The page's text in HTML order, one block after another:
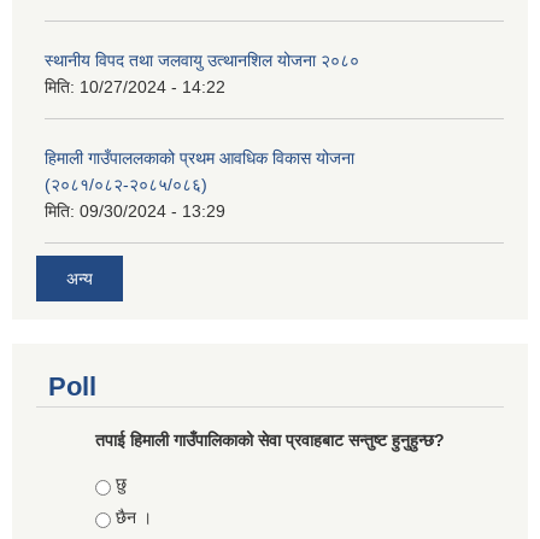
स्थानीय विपद तथा जलवायु उत्थानशिल योजना २०८०
मिति: 10/27/2024 - 14:22
हिमाली गाउँपाललकाको प्रथम आवधिक विकास योजना
(२०८१/०८२-२०८५/०८६)
मिति: 09/30/2024 - 13:29
अन्य
Poll
तपाई हिमाली गाउँपालिकाको सेवा प्रवाहबाट सन्तुष्ट हुनुहुन्छ?
Choices
छु
छैन ।